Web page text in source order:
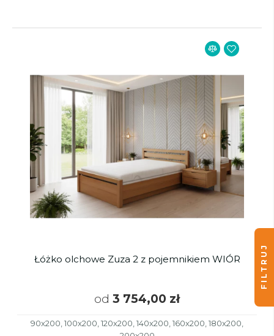
Łóżko olchowe Zuza 2 z pojemnikiem WIÓR
od 3 754,00 zł
90x200, 100x200, 120x200, 140x200, 160x200, 180x200,
FILTRUJ